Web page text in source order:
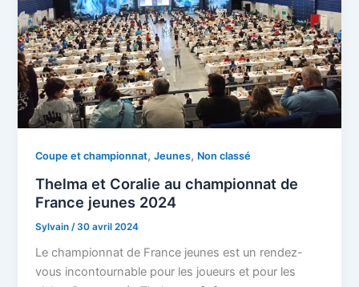
Coupe et championnat,Jeunes, Non classé
Thelma et Coralie au championnat de
France jeunes 2024
Sylvain /30 avril 2024
Le championnat de France jeunes est un rendez-
vous incontournable pour les joueurs et pour les